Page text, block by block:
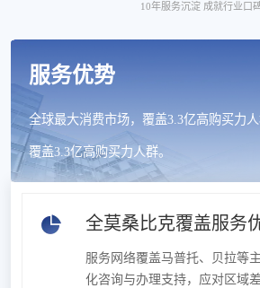
10年服务沉淀 成就行业口
服务优势
全球最大消费市场，覆盖3.3亿高购买力人
覆盖3.3亿高购买力人群。
全莫桑比克覆盖服务
服务网络覆盖马普托、贝拉等
化咨询与办理支持，应对区域差